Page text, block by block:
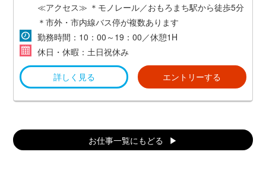
≪アクセス≫ ＊モノレール／おもろまち駅から徒歩5分
＊市外・市内線バス停が複数あります
勤務時間：10：00～19：00／休憩1H
休日・休暇：土日祝休み
詳しく見る エントリーする
お仕事一覧にもどる